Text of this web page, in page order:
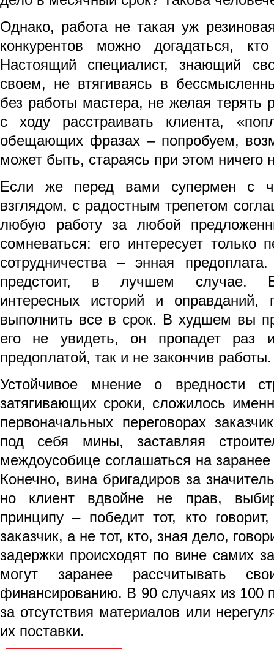
Однако, работа не такая уж
конкурентов можно догадаться,
Настоящий специалист, знающий
своем, не втягиваясь в
без работы мастера, не желая терять
с ходу расстраивать клиента,
обещающих фразах – попробуем,
может быть, стараясь при этом ничего
Если же перед вами супермен с
взглядом, с радостным трепетом
любую работу за любой
сомневаться: его интересует только
сотрудничества – энная
предстоит, в лучшем случае.
интересных историй и
выполнить все в срок. В худшем вы
его не увидеть, он пропадет раз
предоплатой, так и не закончив работы.
Устойчивое мнение о вредности
затягивающих сроки, сложилось
первоначальных переговорах
под себя мины, заставляя
междоусобице соглашаться на
Конечно, вина бригадиров за
но клиент вдвойне не прав,
принципу – победит тот, кто
заказчик, а не тот, кто, зная дело,
задержки происходят по вине самих
могут заранее рассчитывать
финансированию. В 90 случаях из 100
за отсутствия материалов или
их поставки.